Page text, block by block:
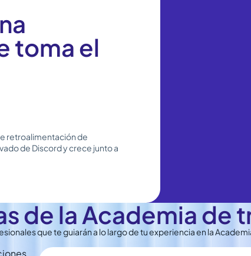
toma el
retroalimentación de
de Discord y crece junto a
de la Academia de
que te guiarán a lo largo de tu experiencia en la